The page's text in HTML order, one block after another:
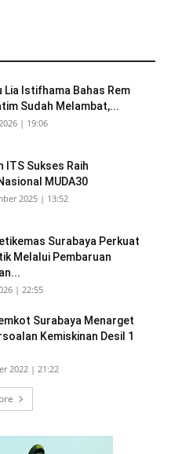
Lia Istifhama Bahas Rem
Sudah Melambat,...
| 19:06
ITS Sukses Raih
MUDA30
2025 | 13:52
Surabaya Perkuat
Melalui Pembaruan
| 22:55
Surabaya Menarget
Kemiskinan Desil 1
2022 | 21:22